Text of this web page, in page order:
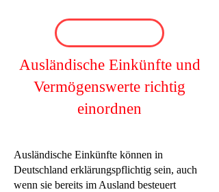
Ausländische Einkünfte und
Vermögenswerte richtig
einordnen
Ausländische Einkünfte können in
Deutschland erklärungspflichtig sein, auch
wenn sie bereits im Ausland besteuert